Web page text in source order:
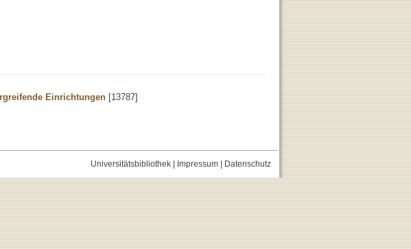
Einrichtungen [13787]
Universitätsbibliothek| Impressum| Datenschutz